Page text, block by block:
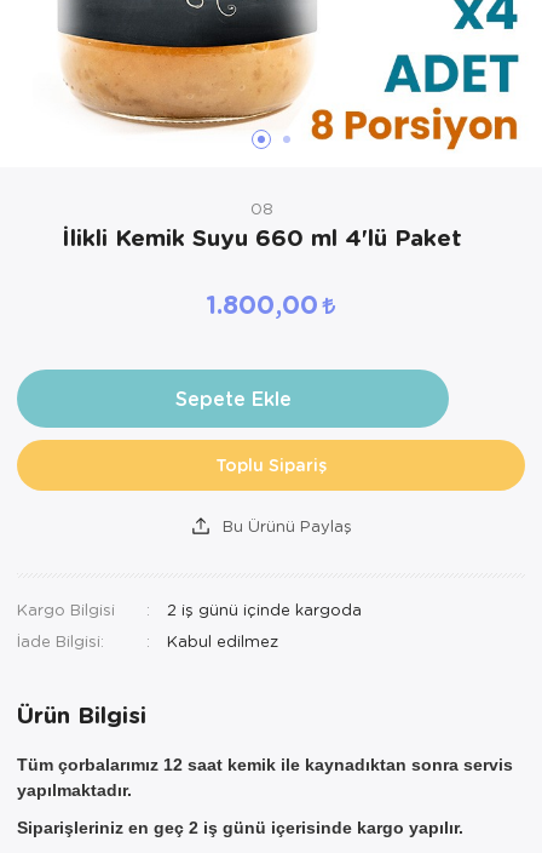
08
İlikli Kemik Suyu 660 ml 4'lü Paket
1.800,00
Sepete Ekle
Toplu Sipariş
Bu Ürünü Paylaş
Kargo Bilgisi
2 iş günü içinde kargoda
İade Bilgisi:
Ürün Bilgisi
Tüm çorbalarımız 12 saat kemik ile kaynadıktan sonra servis
yapılmaktadır.
Siparişleriniz en geç 2 iş günü içerisinde kargo yapılır.